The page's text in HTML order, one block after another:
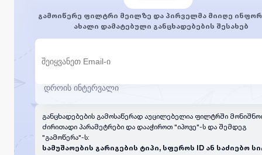
გამოიწერე ფილტრი მეილზე და პირველმა მიიღე
ახალი დამატებული განცხადებების შესახებ
განცხადებების გამოსაწერად აუცილებელია ფილტრში
ძირითადი პარამეტრები და დააჭიროთ "იპოვე"-ს და შემდეგ
"გამოწერა"-ს:
სამუშაოების გარიგების ტიპი, სფეროს ID ან საძიებო